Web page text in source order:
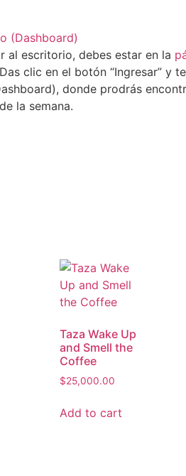
(Dashboard)
al escritorio, debes estar en la
clic en el botón “Ingresar” y
donde prodrás
la semana.
Taza Wake Up
and Smell the
Coffee
$25,000.00
Add to cart